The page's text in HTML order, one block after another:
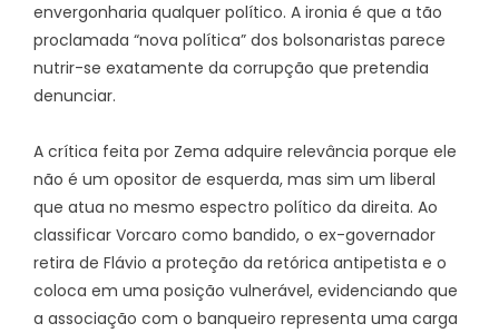
envergonharia qualquer político. A ironia é que a tão
proclamada “nova política” dos bolsonaristas parece
nutrir-se exatamente da corrupção que pretendia
denunciar.
A crítica feita por Zema adquire relevância porque ele
não é um opositor de esquerda, mas sim um liberal
que atua no mesmo espectro político da direita. Ao
classificar Vorcaro como bandido, o ex-governador
retira de Flávio a proteção da retórica antipetista e o
coloca em uma posição vulnerável, evidenciando que
a associação com o banqueiro representa uma carga